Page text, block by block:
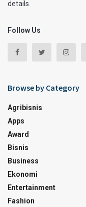
details.
Follow Us
Browse by Category
Agribisnis
Apps
Award
Bisnis
Business
Ekonomi
Entertainment
Fashion